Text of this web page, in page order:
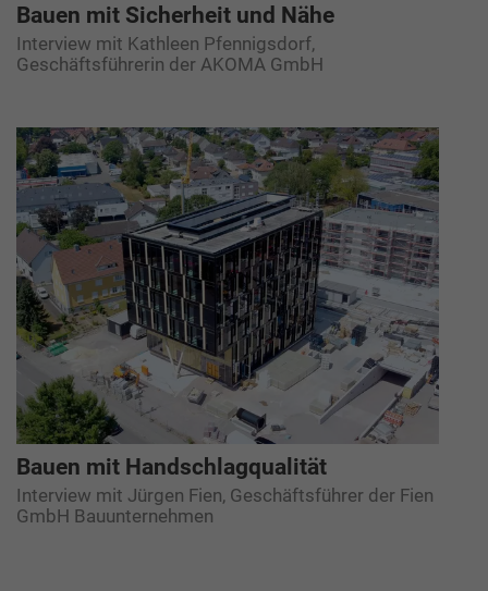
Bauen mit Sicherheit und Nähe
Interview mit Kathleen Pfennigsdorf,
Geschäftsführerin der AKOMA GmbH
Bauen mit Handschlagqualität
Interview mit Jürgen Fien, Geschäftsführer der Fien
GmbH Bauunternehmen